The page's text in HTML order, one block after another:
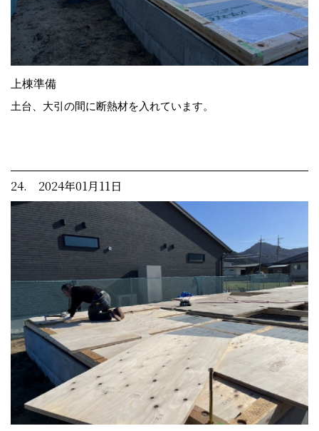
上棟準備
土台、大引の間に断熱材を入れています。
24. 2024年01月11日